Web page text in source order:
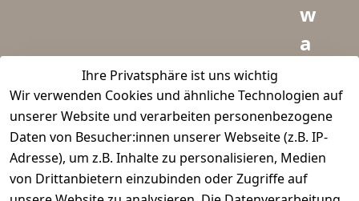
Ihre Privatsphäre ist uns wichtig
Wir verwenden Cookies und ähnliche Technologien auf
unserer Website und verarbeiten personenbezogene
Daten von Besucher:innen unserer Webseite (z.B. IP-
Adresse), um z.B. Inhalte zu personalisieren, Medien
von Drittanbietern einzubinden oder Zugriffe auf
w
a
d
m
e
i